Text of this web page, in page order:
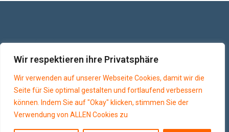
Wir respektieren ihre Privatsphäre
Wir verwenden auf unserer Webseite Cookies, damit wir die
Seite für Sie optimal gestalten und fortlaufend verbessern
können. Indem Sie auf "Okay" klicken, stimmen Sie der
Verwendung von ALLEN Cookies zu
Neve| Präsentiert vonWordPress
Impressum&DSGVO
Jürgen Müller, Beuerbergerstraße 14, 82515